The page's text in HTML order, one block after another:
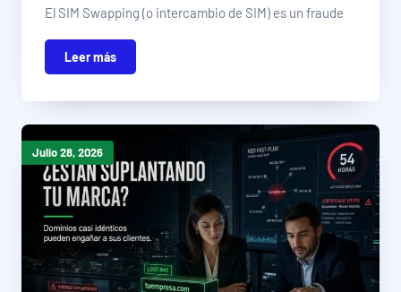
El SIM Swapping (o intercambio de SIM) es un fraude
Leer más
Julio 28, 2026